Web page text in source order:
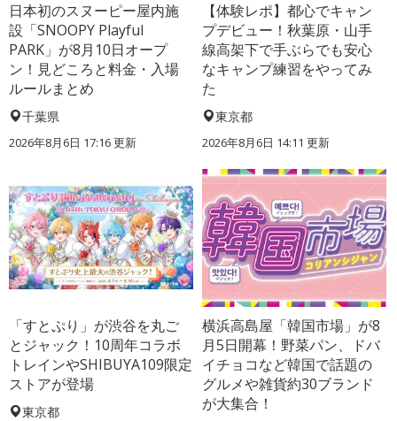
日本初のスヌーピー屋内施
設「SNOOPY Playful
PARK」が8月10日オープ
ン！見どころと料金・入場
ルールまとめ
千葉県
2026年8月6日 17:16更新
【体験レポ】都心でキャン
プデビュー！秋葉原・山手
線高架下で手ぶらでも安心
なキャンプ練習をやってみ
た
東京都
2026年8月6日 14:11 更新
「すとぷり」が渋谷を丸ご
とジャック！10周年コラボ
トレインやSHIBUYA109限定
ストアが登場
東京都
横浜高島屋「韓国市場」が8
月5日開幕！野菜パン、ドバ
イチョコなど韓国で話題の
グルメや雑貨約30ブランド
が大集合！